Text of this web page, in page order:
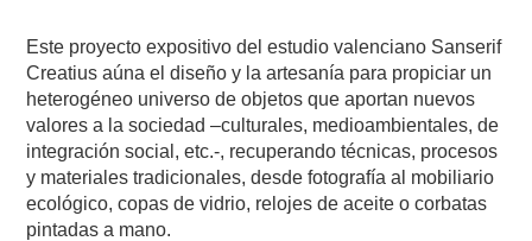
Este proyecto expositivo del estudio valenciano Sanserif
Creatius aúna el diseño y la artesanía para propiciar un
heterogéneo universo de objetos que aportan nuevos
valores a la sociedad –culturales, medioambientales, de
integración social, etc.-, recuperando técnicas, procesos
y materiales tradicionales, desde fotografía al mobiliario
ecológico, copas de vidrio, relojes de aceite o corbatas
pintadas a mano.